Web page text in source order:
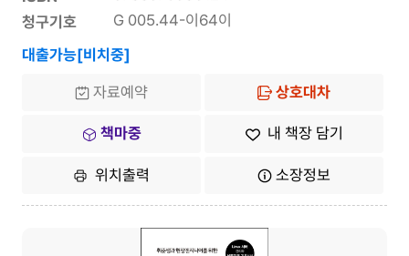
청구기호
G 005.44-이64이
대출가능[비치중]
자료예약 상호대차
책마중 내 책장 담기
위치출력 소장정보